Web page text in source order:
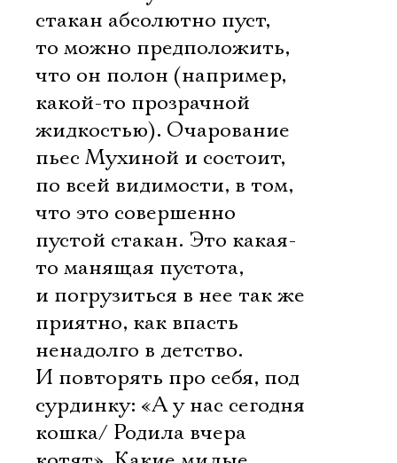
стакан абсолютно пуст,
то можно предположить,
что он полон (например,
какой-то прозрачной
жидкостью). Очарование
пьес Мухиной и состоит,
по всей видимости, в том,
что это совершенно
пустой стакан. Это какая-
то манящая пустота,
и погрузиться в нее так же
приятно, как впасть
ненадолго в детство.
И повторять про себя, под
сурдинку: «А у нас сегодня
кошка/ Родила вчера
Ознакомиться